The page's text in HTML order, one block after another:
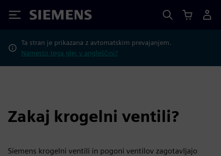
Siemens
Ta stran je prikazana z avtomatskim prevajanjem.
Namesto tega glej v angleščini?
Zakaj krogelni ventili?
Siemens krogelni ventili in pogoni ventilov zagotavljajo